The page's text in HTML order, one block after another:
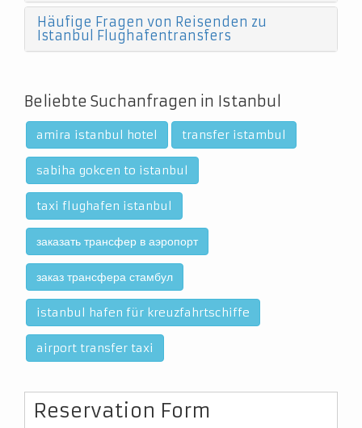
Häufige Fragen von Reisenden zu
Istanbul Flughafentransfers
Beliebte Suchanfragen in Istanbul
amira istanbul hotel transfer istambul
sabiha gokcen to istanbul
taxi flughafen istanbul
заказать трансфер в аэропорт
заказ трансфера стамбул
istanbul hafen für kreuzfahrtschiffe
airport transfer taxi
Reservation Form